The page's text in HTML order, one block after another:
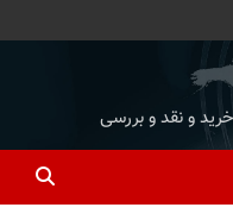
و نقد و بررسی